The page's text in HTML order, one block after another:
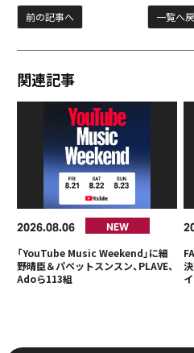
一覧へ
前の記事へ
関連記事
2026 08 06 NEW
「YouTube Music Weekend」に細
野晴臣＆パペットスンスン、PLAVE、
Adoら113組